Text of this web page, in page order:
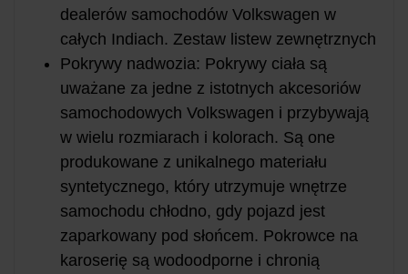
dealerów samochodów Volkswagen w
całych Indiach. Zestaw listew zewnętrznych
Pokrywy nadwozia: Pokrywy ciała są
uważane za jedne z istotnych akcesoriów
samochodowych Volkswagen i przybywają
w wielu rozmiarach i kolorach. Są one
produkowane z unikalnego materiału
syntetycznego, który utrzymuje wnętrze
samochodu chłodno, gdy pojazd jest
zaparkowany pod słońcem. Pokrowce na
karoserię są wodoodporne i chronią